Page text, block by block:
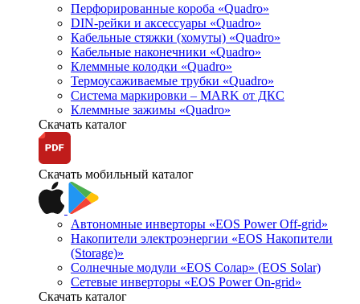
Перфорированные короба «Quadro»
DIN-рейки и аксессуары «Quadro»
Кабельные стяжки (хомуты) «Quadro»
Кабельные наконечники «Quadro»
Клеммные колодки «Quadro»
Термоусаживаемые трубки «Quadro»
Система маркировки – MARK от ДКС
Клеммные зажимы «Quadro»
Скачать каталог
Скачать мобильный каталог
Автономные инверторы «EOS Power Off-grid»
Накопители электроэнергии «EOS Накопители
(Storage)»
Солнечные модули «EOS Солар» (EOS Solar)
Сетевые инверторы «EOS Power On-grid»
Скачать каталог